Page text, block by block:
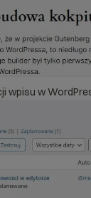
wpisu w